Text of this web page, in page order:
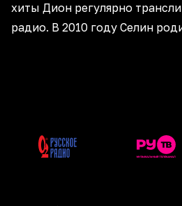
хиты Дион регулярно
радио. В 2010 году Селин